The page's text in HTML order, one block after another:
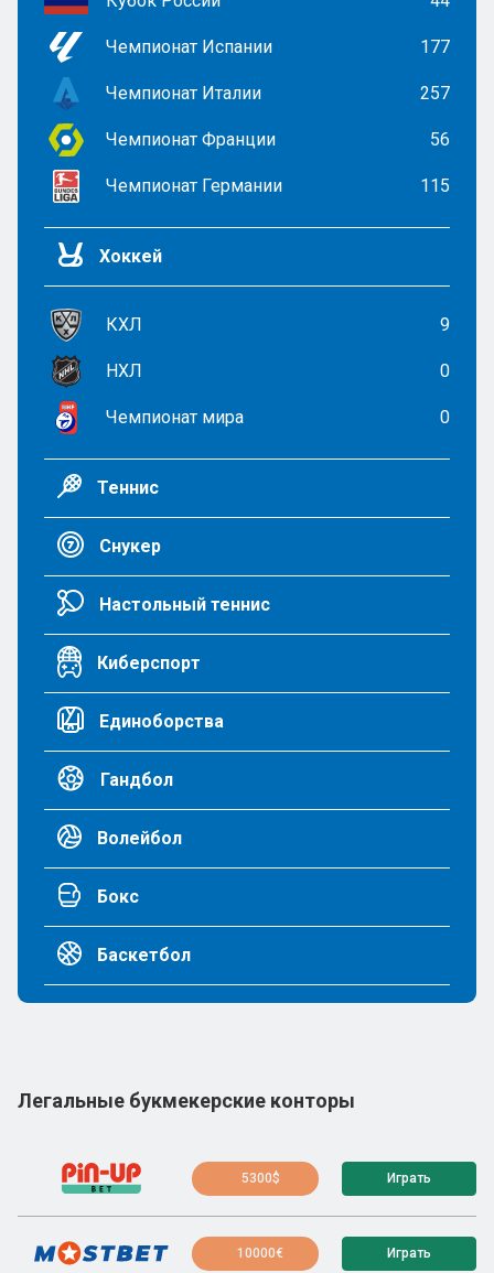
Чемпионат Испании 177
Чемпионат Италии 257
Чемпионат Франции 56
Чемпионат Германии 115
Хоккей
КХЛ 9
НХЛ 0
Чемпионат мира 0
Теннис
Снукер
Настольный теннис
Киберспорт
Единоборства
Гандбол
Волейбол
Бокс
Баскетбол
Легальные букмекерские конторы
5300$ Играть
10000€ Играть